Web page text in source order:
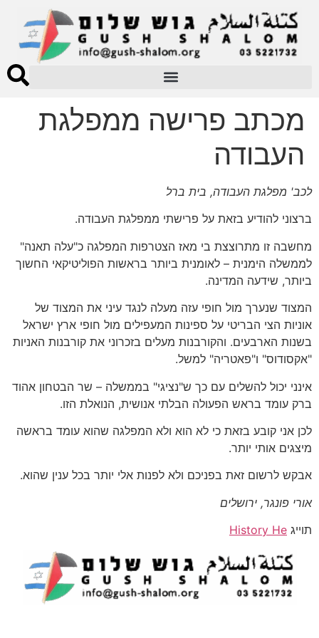
מכתב פרישה ממפלגת
העבודה
לכב' מפלגת העבודה, בית ברל
ברצוני להודיע בזאת על פרישתי ממפלגת העבודה.
מחשבה זו מתרוצצת בי מאז הצטרפות המפלגה כ"עלה תאנה"
לממשלה הימנית – לאומנית ביותר בראשות הפוליטיקאי החשוך
ביותר, שידעה המדינה.
המצוד שנערך מול חופי עזה מעלה לנגד עיני את המצוד של
אוניות הצי הבריטי על ספינות המעפילים מול חופי ארץ ישראל
בשנות הארבעים. והקורבנות מעלים בזכרוני את קורבנות האניות
"אקסודוס" ו"פאטריה" למשל.
אינני יכול להשלים עם כך ש"נציגי" בממשלה – שר הבטחון אהוד
ברק עומד בראש הפעולה הבלתי אנושית, הנואלת הזו.
לכן אני קובע בזאת כי לא הוא ולא המפלגה שהוא עומד בראשה
מיצגים אותי יותר.
אבקש לרשום זאת בפניכם ולא לפנות אלי יותר בכל ענין שהוא.
אורי פונגר, ירושלים
תוייג History He